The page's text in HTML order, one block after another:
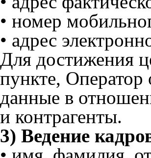
• номер
• адрес
Для достижения
пункте, Оператор
данные в
и контрагенты.
3) Ведение